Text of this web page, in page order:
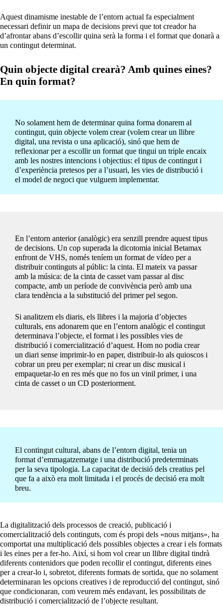
Aquest dinamisme inestable de l’entorn actual fa especialment
necessari definir un mapa de decisions previ que tot creador ha
d’afrontar abans d’escollir quina serà la forma i el format que donarà a
un contingut determinat.
Quin objecte digital crearà? Amb quines eines?
En quin format?
No solament hem de determinar quina forma donarem al
contingut, quin objecte volem crear (volem crear un llibre
digital, una revista o una aplicació), sinó que hem de
reflexionar per a escollir un format que tingui un triple encaix
amb les nostres intencions i objectius: el tipus de contingut i
d’experiència pretesos per a l’usuari, les vies de distribució i
el model de negoci que vulguem implementar.
En l’entorn anterior (analògic) era senzill prendre aquest tipus
de decisions. Un cop superada la dicotomia inicial Betamax
enfront de VHS, només teníem un format de vídeo per a
distribuir continguts al públic: la cinta. El mateix va passar
amb la música: de la cinta de casset vam passar al disc
compacte, amb un període de convivència però amb una
clara tendència a la substitució del primer pel segon.
Si analitzem els diaris, els llibres i la majoria d’objectes
culturals, ens adonarem que en l’entorn analògic el contingut
determinava l’objecte, el format i les possibles vies de
distribució i comercialització d’aquest. Hom no podia crear
un diari sense imprimir-lo en paper, distribuir-lo als quioscos i
cobrar un preu per exemplar; ni crear un disc musical i
empaquetar-lo en res més que no fos un vinil primer, i una
cinta de casset o un CD posteriorment.
El contingut cultural, abans de l’entorn digital, tenia un
format d’emmagatzematge i una distribució predeterminats
per la seva tipologia. La capacitat de decisió dels creatius pel
que fa a això era molt limitada i el procés de decisió era molt
breu.
La digitalització dels processos de creació, publicació i
comercialització dels continguts, com és propi dels «nous mitjans», ha
comportat una multiplicació dels possibles objectes a crear i els formats
i les eines per a fer-ho. Així, si hom vol crear un llibre digital tindrà
diferents contenidors que poden recollir el contingut, diferents eines
per a crear-lo i, sobretot, diferents formats de sortida, que no solament
determinaran les opcions creatives i de reproducció del contingut, sinó
que condicionaran, com veurem més endavant, les possibilitats de
distribució i comercialització de l’objecte resultant.